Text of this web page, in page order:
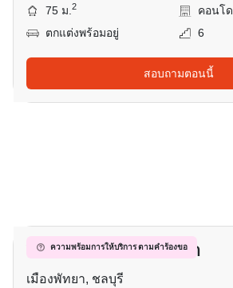
75 ม.2
คอนโด
ตกแต่งพร้อมอยู่
6
สอบถามตอนนี้
ความพร้อมการให้บริการ ตามคำร้องขอ
วินด์แฮม จอมเทียน พัทยา
เมืองพัทยา, ชลบุรี